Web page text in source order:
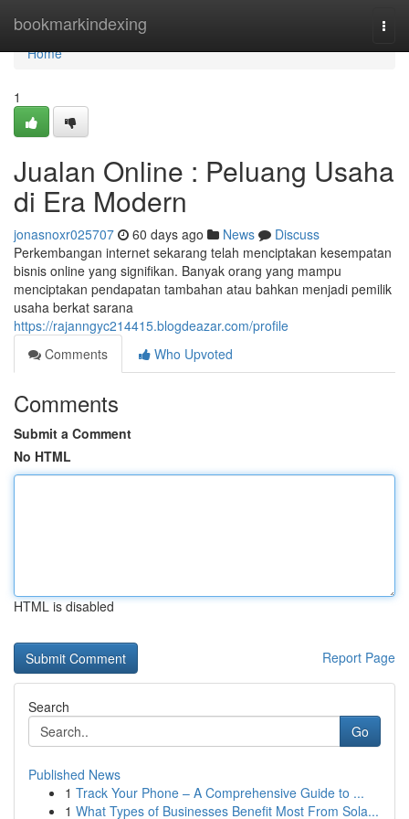
bookmarkindexing
Home
Home
1
Jualan Online : Peluang Usaha
di Era Modern
jonasnoxr025707 60 days ago News
Discuss
Perkembangan internet sekarang telah menciptakan kesempatan
bisnis online yang signifikan. Banyak orang yang mampu
menciptakan pendapatan tambahan atau bahkan menjadi pemilik
usaha berkat sarana
https://rajanngyc214415.blogdeazar.com/profile
Comments
Who Upvoted
Comments
Submit a Comment
No HTML
HTML is disabled
Report Page
Search
Go
Published News
1 Track Your Phone – A Comprehensive Guide to ...
1 What Types of Businesses Benefit Most From Sola...